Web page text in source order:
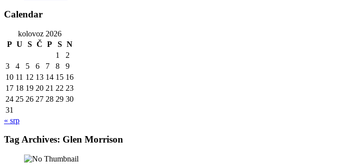
Calendar
kolovoz 2026
P U S Č P S N
1
2
3
4 5 6 7 8
9
10 11 12 13 14 15 16
17 18 19 20 21 22 23
24 25 26 27 28 29 30
31
« srp
Tag Archives: Glen Morrison